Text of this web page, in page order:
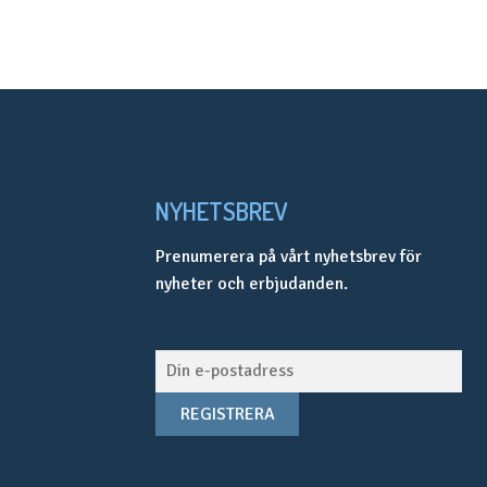
NYHETSBREV
Prenumerera på vårt nyhetsbrev för
nyheter och erbjudanden.